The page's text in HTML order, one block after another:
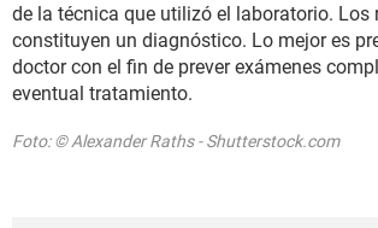
de la técnica que utilizó el laboratorio. Los
constituyen un diagnóstico. Lo mejor es
doctor con el fin de prever exámenes
eventual tratamiento.
Foto: © Alexander Raths - Shutterstock.com